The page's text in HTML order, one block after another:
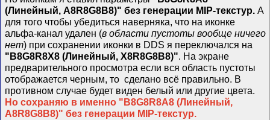
(Линейный, A8R8G8B8)" без генерации MIP-текстур. А
для того чтобы убедиться наверняка, что на иконке
альфа-канал удален (в области пустоты вообще ничего
нет) при сохранении иконки в DDS я переключался на
"B8G8R8X8 (Линейный, X8R8G8B8)". На экране
предварительного просмотра если вся область пустоты
отображается черным, то сделано всё правильно. В
противном случае будет виден белый или другие цвета.
Но сохраняю в именно "B8G8R8A8 (Линейный,
A8R8G8B8)" без генерации MIP-текстур.